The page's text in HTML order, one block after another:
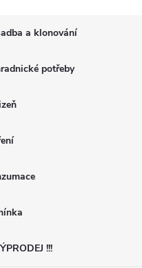
a klonování
potřeby
!!!